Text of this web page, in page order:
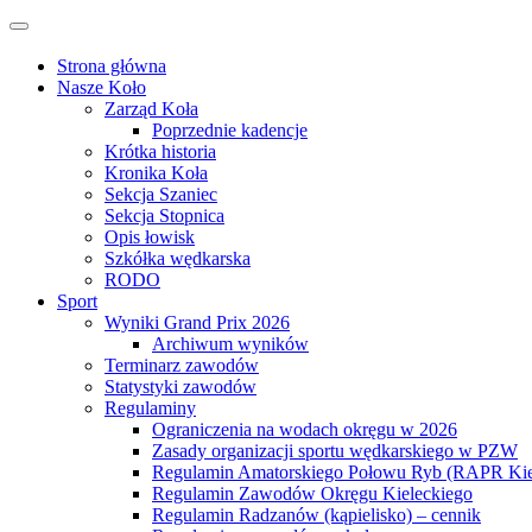
Przejdź
treści
Przełącz
Strona główna
Nasze Koło
Zarząd Koła
Poprzednie kadencje
Krótka historia
Kronika Koła
Sekcja Szaniec
Sekcja Stopnica
Opis łowisk
Szkółka wędkarska
RODO
Sport
Wyniki Grand Prix 2026
Archiwum wyników
Terminarz zawodów
Statystyki zawodów
Regulaminy
Ograniczenia na wodach okręgu w 2026
Zasady organizacji sportu wędkarskiego w PZW
Regulamin Amatorskiego Połowu Ryb (RAPR
Regulamin Zawodów Okręgu Kieleckiego
Regulamin Radzanów (kąpielisko) – cennik